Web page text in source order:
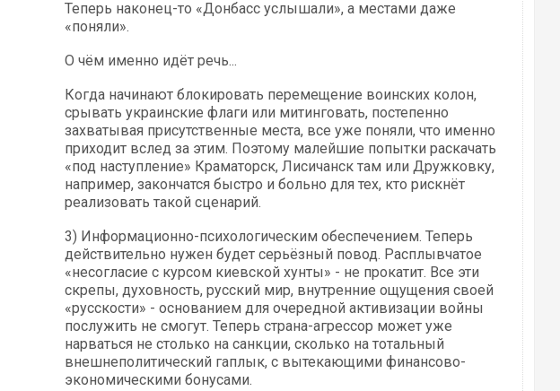
Теперь наконец-то «Донбасс услышали», а местами даже
«поняли».
О чём именно идёт речь...
Когда начинают блокировать перемещение воинских колон,
срывать украинские флаги или митинговать, постепенно
захватывая присутственные места, все уже поняли, что именно
приходит вслед за этим. Поэтому малейшие попытки раскачать
«под наступление» Краматорск, Лисичанск там или Дружковку,
например, закончатся быстро и больно для тех, кто рискнёт
реализовать такой сценарий.
3) Информационно-психологическим обеспечением. Теперь
действительно нужен будет серьёзный повод. Расплывчатое
«несогласие с курсом киевской хунты» - не прокатит. Все эти
скрепы, духовность, русский мир, внутренние ощущения своей
«русскости» - основанием для очередной активизации войны
послужить не смогут. Теперь страна-агрессор может уже
нарваться не столько на санкции, сколько на тотальный
внешнеполитический гаплык, с вытекающими финансово-
экономическими бонусами.